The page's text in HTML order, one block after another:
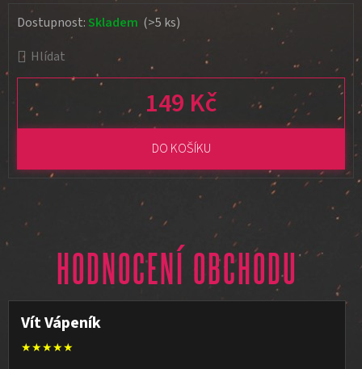
Hlídat
149 Kč
Měrná cena:
DO KOŠÍKU
Dostupnost:Skladem (>5 ks)
HODNOCENÍ OBCHODU
Vít Vápeník
★★★★★